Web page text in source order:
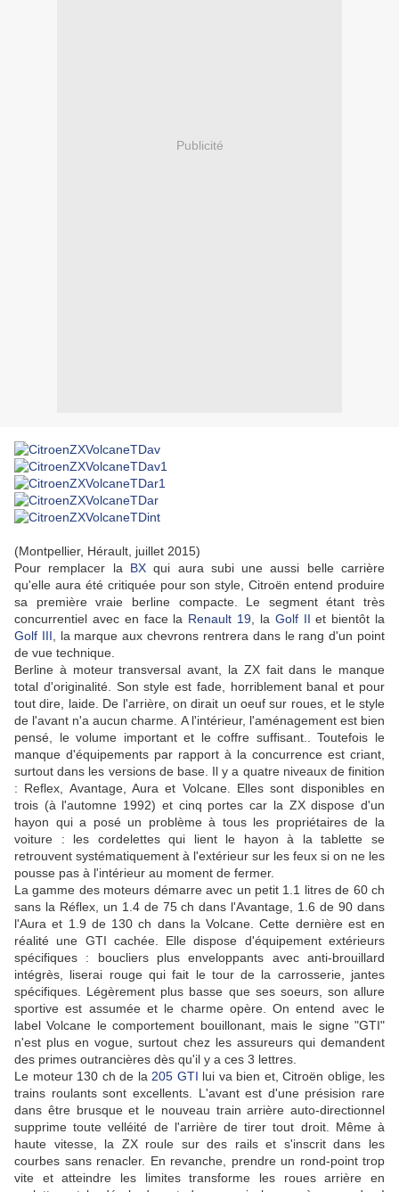
Publicité
(Montpellier, Hérault, juillet 2015)
Pour remplacer la BXqui aura subi une aussi belle carrière
qu'elle aura été critiquée pour son style, Citroën entend produire
sa première vraie berline compacte. Le segment étant très
concurrentiel avec en face la Renault 19 , la Golf II et bientôt la
Golf III , la marque aux chevrons rentrera dans le rang d'un point
de vue technique.
Berline à moteur transversal avant, la ZX fait dans le manque
total d'originalité. Son style est fade, horriblement banal et pour
tout dire, laide. De l'arrière, on dirait un oeuf sur roues, et le style
de l'avant n'a aucun charme. A l'intérieur, l'aménagement est bien
pensé, le volume important et le coffre suffisant.. Toutefois le
manque d'équipements par rapport à la concurrence est criant,
surtout dans les versions de base. Il y a quatre niveaux de finition
: Reflex, Avantage, Aura et Volcane. Elles sont disponibles en
trois (à l'automne 1992) et cinq portes car la ZX dispose d'un
hayon qui a posé un problème à tous les propriétaires de la
voiture : les cordelettes qui lient le hayon à la tablette se
retrouvent systématiquement à l'extérieur sur les feux si on ne les
pousse pas à l'intérieur au moment de fermer.
La gamme des moteurs démarre avec un petit 1.1 litres de 60 ch
sans la Réflex, un 1.4 de 75 ch dans l'Avantage, 1.6 de 90 dans
l'Aura et 1.9 de 130 ch dans la Volcane. Cette dernière est en
réalité une GTI cachée. Elle dispose d'équipement extérieurs
spécifiques : boucliers plus enveloppants avec anti-brouillard
intégrès, liserai rouge qui fait le tour de la carrosserie, jantes
spécifiques. Légèrement plus basse que ses soeurs, son allure
sportive est assumée et le charme opère. On entend avec le
label Volcane le comportement bouillonant, mais le signe "GTI"
n'est plus en vogue, surtout chez les assureurs qui demandent
des primes outrancières dès qu'il y a ces 3 lettres.
Le moteur 130 ch de la 205 GTI lui va bien et, Citroën oblige, les
trains roulants sont excellents. L'avant est d'une présision rare
dans être brusque et le nouveau train arrière auto-directionnel
supprime toute velléité de l'arrière de tirer tout droit. Même à
haute vitesse, la ZX roule sur des rails et s'inscrit dans les
courbes sans renacler. En revanche, prendre un rond-point trop
vite et atteindre les limites transforme les roues arrière en